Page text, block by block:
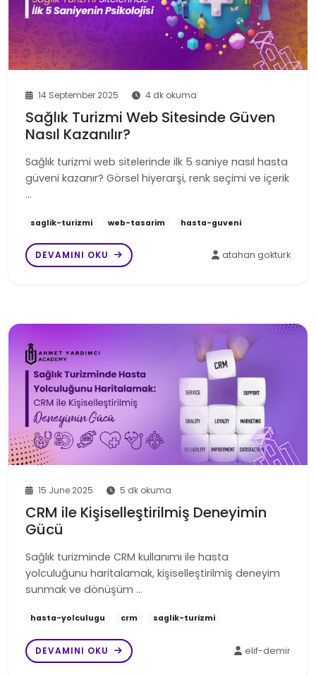
14 September 2025 4 dk okuma
Sağlık Turizmi Web Sitesinde Güven
Nasıl Kazanılır?
Sağlık turizmi web sitelerinde ilk 5 saniye nasıl hasta
güveni kazanır? Görsel hiyerarşi, renk seçimi ve içerik
…
saglik-turizmi web-tasarim hasta-guveni
DEVAMINI OKU atahan gokturk
15 June 2025 5 dk okuma
CRM ile Kişiselleştirilmiş Deneyimin
Gücü
Sağlık turizminde CRM kullanımı ile hasta
yolculuğunu haritalamak, kişiselleştirilmiş deneyim
sunmak ve dönüşüm …
hasta-yolculugu crm saglik-turizmi
DEVAMINI OKU elif-demir